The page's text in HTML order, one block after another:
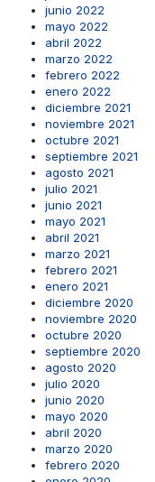
junio 2022
mayo 2022
abril 2022
marzo 2022
febrero 2022
enero 2022
diciembre 2021
noviembre 2021
octubre 2021
septiembre 2021
agosto 2021
julio 2021
junio 2021
mayo 2021
abril 2021
marzo 2021
febrero 2021
enero 2021
diciembre 2020
noviembre 2020
octubre 2020
septiembre 2020
agosto 2020
julio 2020
junio 2020
mayo 2020
abril 2020
marzo 2020
febrero 2020